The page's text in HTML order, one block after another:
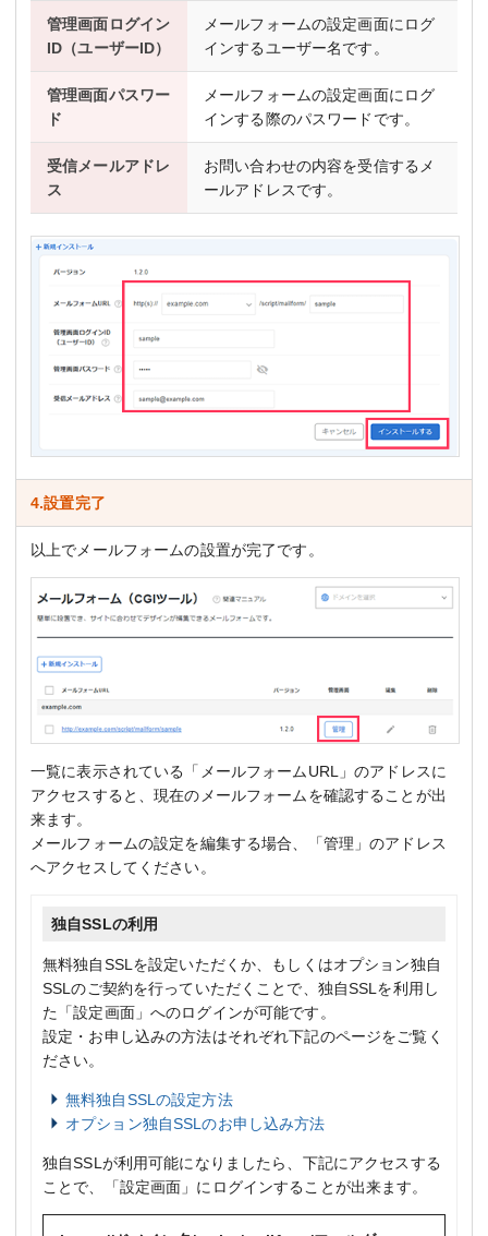
管理画面ログイン
ID（ユーザーID）
メールフォームの設定画面にログ
インするユーザー名です。
管理画面パスワー
ド
メールフォームの設定画面にログ
インする際のパスワードです。
受信メールアドレ
ス
お問い合わせの内容を受信するメ
ールアドレスです。
4.設置完了
以上でメールフォームの設置が完了です。
一覧に表示されている「メールフォームURL」のアドレスに
アクセスすると、現在のメールフォームを確認することが出
来ます。
メールフォームの設定を編集する場合、「管理」のアドレス
へアクセスしてください。
独自SSLの利用
無料独自SSLを設定いただくか、もしくはオプション独自
SSLのご契約を行っていただくことで、独自SSLを利用し
た「設定画面」へのログインが可能です。
設定・お申し込みの方法はそれぞれ下記のページをご覧く
ださい。
無料独自SSLの設定方法
オプション独自SSLのお申し込み方法
独自SSLが利用可能になりましたら、下記にアクセスする
ことで、「設定画面」にログインすることが出来ます。